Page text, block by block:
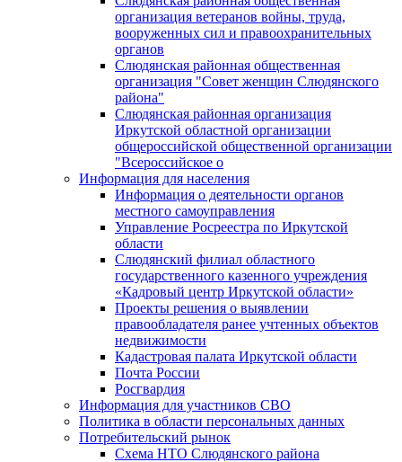
организация ветеранов войны, труда,
вооруженных сил и правоохранительных
органов
Слюдянская районная общественная
организация "Совет женщин Слюдянского
района"
Слюдянская районная организация
Иркутской областной организации
общероссийской общественной организации
"Всероссийское о
Информация для населения
Информация о деятельности органов
местного самоуправления
Управление Росреестра по Иркутской
области
Слюдянский филиал областного
государственного казенного учреждения
«Кадровый центр Иркутской области»
Проекты решения о выявлении
правообладателя ранее учтенных объектов
недвижимости
Кадастровая палата Иркутской области
Почта России
Росгвардия
Информация для участников СВО
Политика в области персональных данных
Потребительский рынок
Схема НТО Слюдянского района